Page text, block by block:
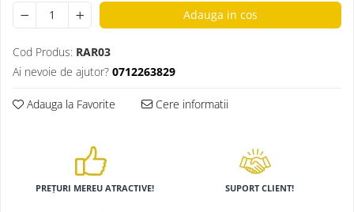
Adauga in cos
Cod Produs: RAR03
Ai nevoie de ajutor? 0712263829
Adauga la Favorite Cere informatii
PREȚURI MEREU ATRACTIVE! SUPORT CLIENT!